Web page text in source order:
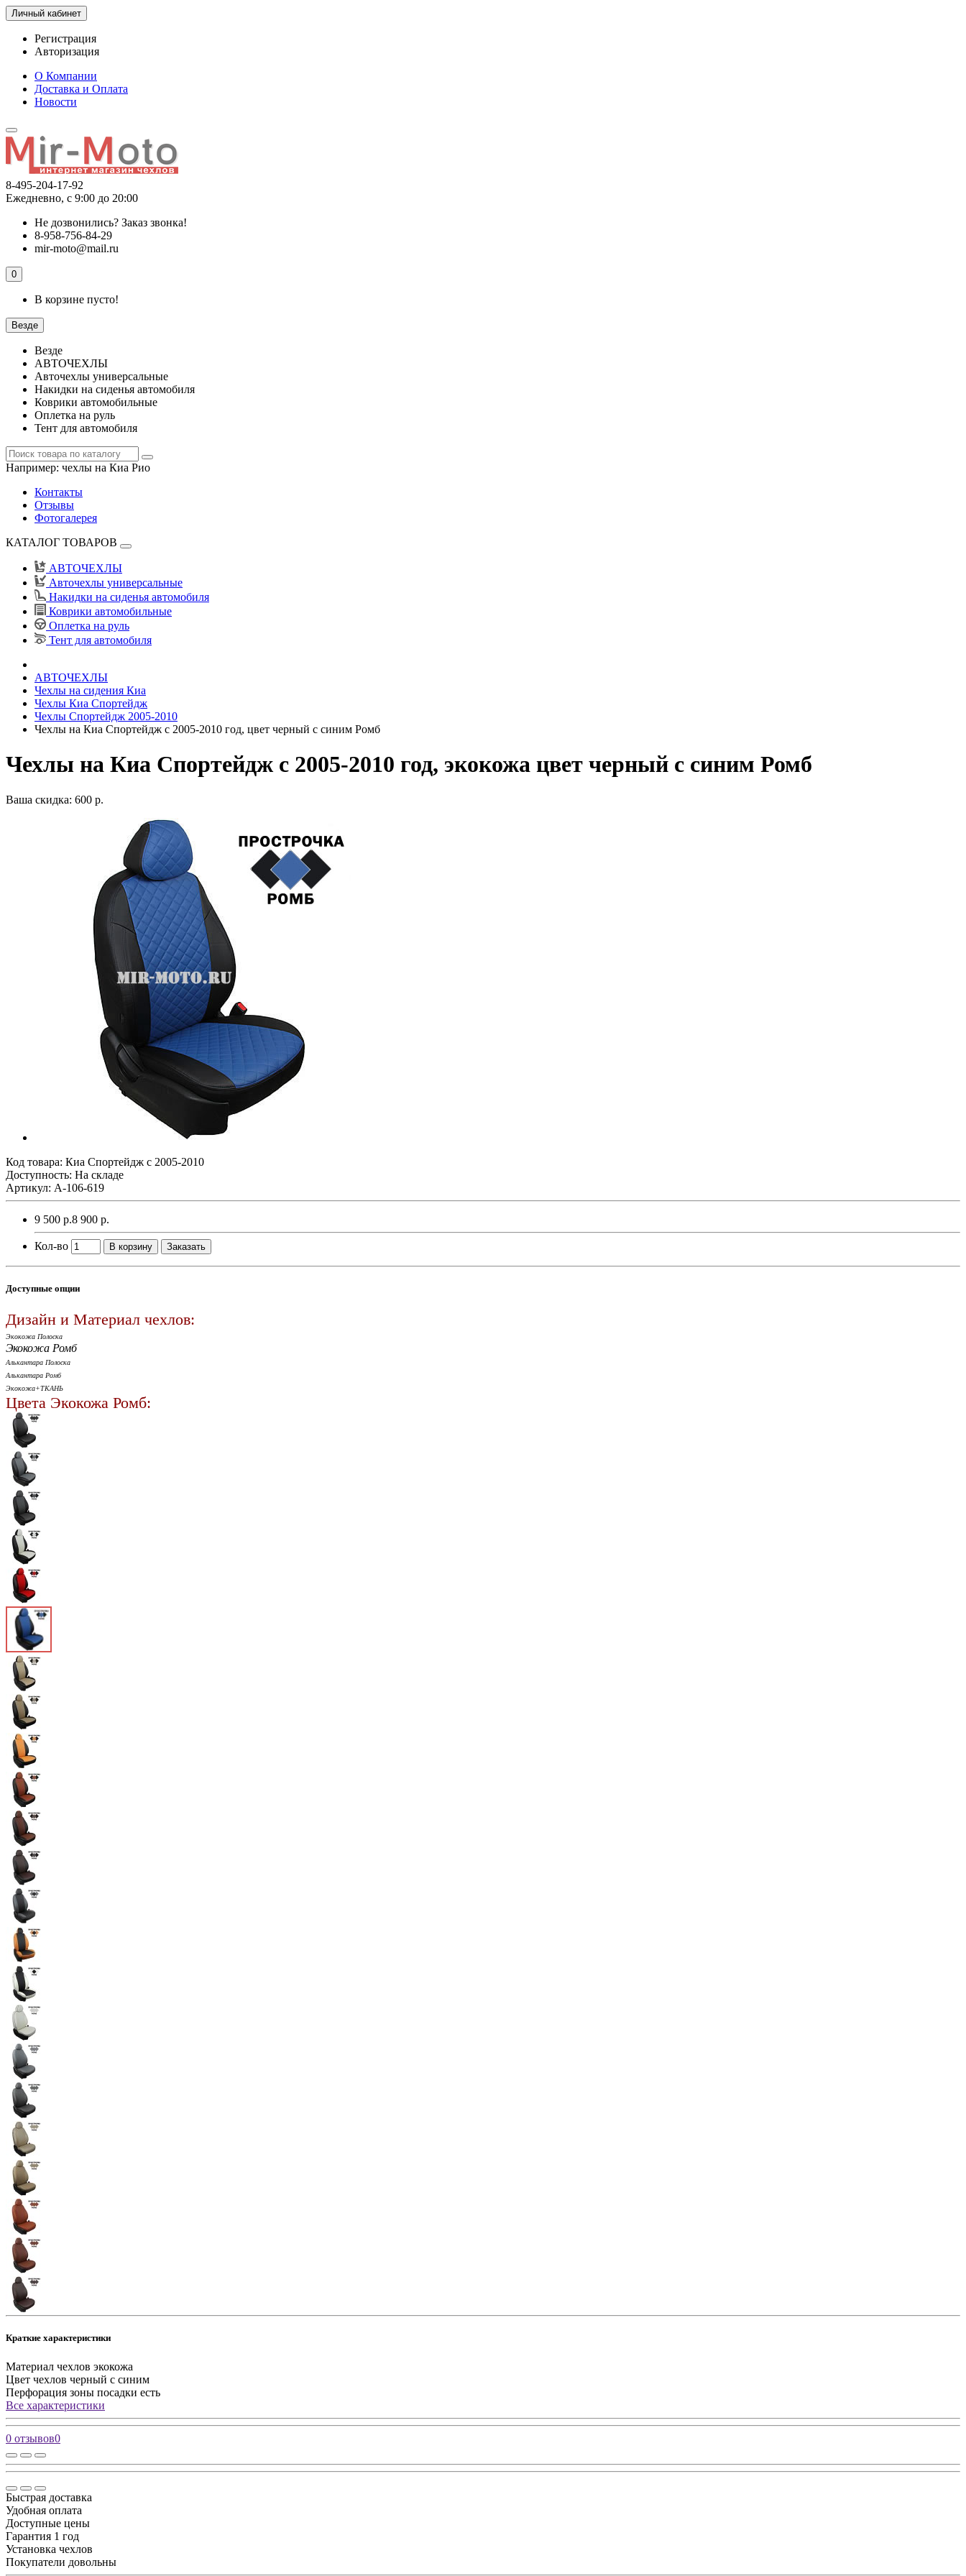
Личный кабинет
Регистрация
Авторизация
О Компании
Доставка и Оплата
Новости
8-495-204-17-92
Ежедневно, с 9:00 до 20:00
Не дозвонились? Заказ звонка!
8-958-756-84-29
mir-moto@mail.ru
0
В корзине пусто!
Везде
Везде
АВТОЧЕХЛЫ
Авточехлы универсальные
Накидки на сиденья автомобиля
Коврики автомобильные
Оплетка на руль
Тент для автомобиля
Например: чехлы на Киа Рио
Контакты
Отзывы
Фотогалерея
КАТАЛОГ ТОВАРОВ
АВТОЧЕХЛЫ
Авточехлы универсальные
Накидки на сиденья автомобиля
Коврики автомобильные
Оплетка на руль
Тент для автомобиля
АВТОЧЕХЛЫ
Чехлы на сидения Киа
Чехлы Киа Спортейдж
Чехлы Спортейдж 2005-2010
Чехлы на Киа Спортейдж с 2005-2010 год, цвет черный с синим Ромб
Чехлы на Киа Спортейдж с 2005-2010 год, экокожа цвет черный с синим Ромб
Ваша скидка: 600 р.
Код товара: Киа Спортейдж с 2005-2010
Доступность: На складе
Артикул: A-106-619
9 500 р.8 900 р.
Кол-во В корзину Заказать
Доступные опции
Дизайн и Материал чехлов:
Экокожа Полоска
Экокожа Ромб
Алькантара Полоска
Алькантара Ромб
Экокожа+ТКАНЬ
Цвета Экокожа Ромб:
Краткие характеристики
Материал чехлов экокожа
Цвет чехлов черный с синим
Перфорация зоны посадки есть
Все характеристики
0 отзывов0
Быстрая доставка
Удобная оплата
Доступные цены
Гарантия 1 год
Установка чехлов
Покупатели довольны